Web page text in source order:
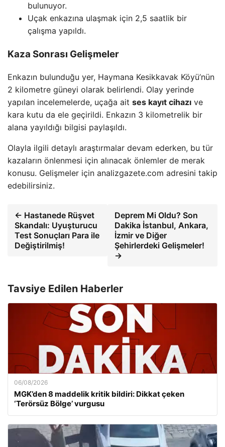
bulunuyor.
Uçak enkazına ulaşmak için 2,5 saatlik bir
çalışma yapıldı.
Kaza Sonrası Gelişmeler
Enkazın bulunduğu yer, Haymana Kesikkavak Köyü’nün
2 kilometre güneyi olarak belirlendi. Olay yerinde
yapılan incelemelerde, uçağa ait ses kayıt cihazı ve
kara kutu da ele geçirildi. Enkazın 3 kilometrelik bir
alana yayıldığı bilgisi paylaşıldı.
Olayla ilgili detaylı araştırmalar devam ederken, bu tür
kazaların önlenmesi için alınacak önlemler de merak
konusu. Gelişmeler için analizgazete.com adresini takip
edebilirsiniz.
← Hastanede Rüşvet
Skandalı: Uyuşturucu
Test Sonuçları Para ile
Değiştirilmiş!
Deprem Mi Oldu? Son
Dakika İstanbul, Ankara,
İzmir ve Diğer
Şehirlerdeki Gelişmeler!
→
Tavsiye Edilen Haberler
06/08/2026
MGK’den 8 maddelik kritik bildiri: Dikkat çeken
‘Terörsüz Bölge’ vurgusu